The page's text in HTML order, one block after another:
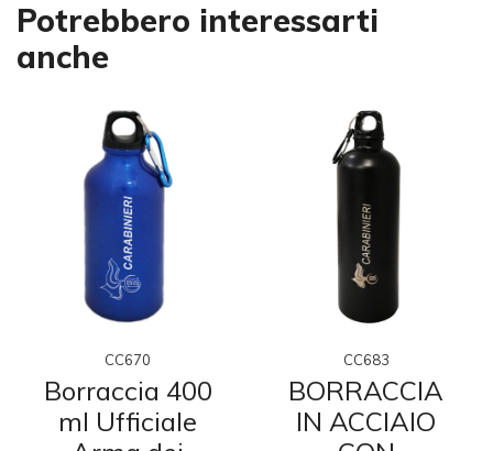
Potrebbero interessarti
anche
CC670
Borraccia 400
ml Ufficiale
CC683
BORRACCIA
IN ACCIAIO